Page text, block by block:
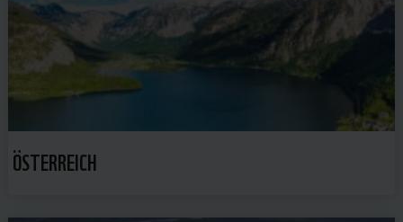
ÖSTERREICH